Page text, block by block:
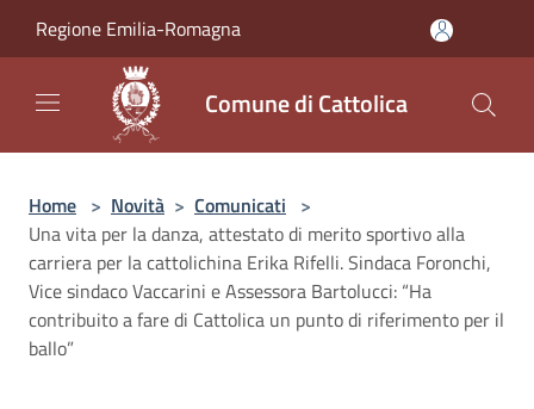
Regione Emilia-Romagna
Comune di Cattolica
Home > Novità > Comunicati >
Una vita per la danza, attestato di merito sportivo alla
carriera per la cattolichina Erika Rifelli. Sindaca Foronchi,
Vice sindaco Vaccarini e Assessora Bartolucci: “Ha
contribuito a fare di Cattolica un punto di riferimento per il
ballo”